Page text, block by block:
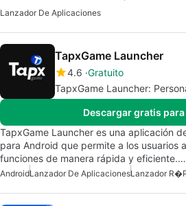
Lanzador De Aplicaciones
TapxGame Launcher
4.6 Gratuito
TapxGame Launcher:
Descargar gratis
TapxGame Launcher es una aplicación
para Android que permite a los usuarios
funciones de manera rápida y eficiente.…
AndroidLanzador De AplicacionesLanzador